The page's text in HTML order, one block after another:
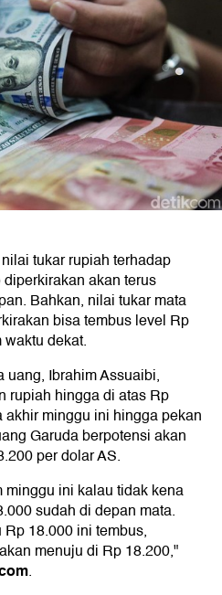
tukar rupiah terhadap
akan terus
Bahkan, nilai tukar mata
bisa tembus level Rp
dekat.
Ibrahim Assuaibi,
rupiah hingga di atas Rp
minggu ini hingga pekan
Garuda berpotensi akan
per dolar AS.
ini kalau tidak kena
sudah di depan mata.
18.000 ini tembus,
menuju di Rp 18.200,"
.